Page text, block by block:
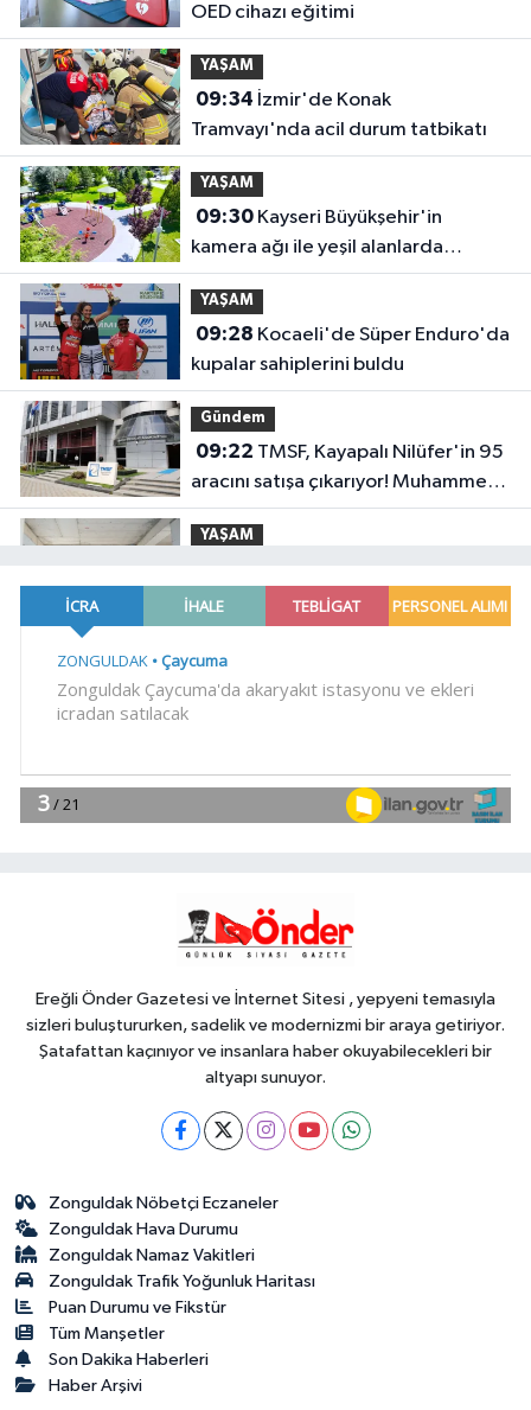
OED cihazı eğitimi
YAŞAM
09:34
Tramvayı'nda acil durum tatbikatı
YAŞAM
09:30Kayseri Büyükşehir'in
kamera ağı ile yeşil alanlarda
güvenlik üst düzeyde
YAŞAM
09:28
kupalar sahiplerini buldu
Gündem
09:22
aracını satışa çıkarıyor! Muhammen
bedel belli oldu
YAŞAM
Kentsel Dönüşüm Projesi hızla
ilerliyor
YAŞAM
09:15Kayseri Talas'tan vefa örneği
09:11İzmir Bornova'da Altındağ
trafiğine büyük neşter
'Arabesk' rüzgârı esti
Ereğli Önder Gazetesi ve İnternet Sitesi , yepyeni temasıyla
sizleri buluştururken, sadelik ve modernizmi bir araya getiriyor.
Şatafattan kaçınıyor ve insanlara haber okuyabilecekleri bir
altyapı sunuyor.
Zonguldak Nöbetçi Eczaneler
Zonguldak Hava Durumu
Zonguldak Namaz Vakitleri
Zonguldak Trafik Yoğunluk Haritası
Puan Durumu ve Fikstür
Tüm Manşetler
Son Dakika Haberleri
Haber Arşivi